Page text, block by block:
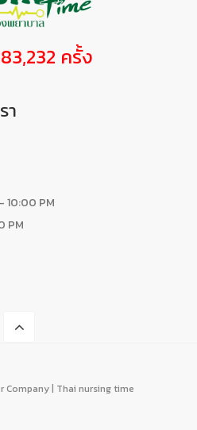
ครั้ง
า
10:00 PM
PM
Company | Thai nursing time